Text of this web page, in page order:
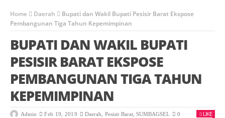
Home Daerah
Bupati dan Wakil Bupati Pesisir Barat Ekspose
Pembangunan Tiga Tahun Kepemimpinan
BUPATI DAN WAKIL BUPATI
PESISIR BARAT EKSPOSE
PEMBANGUNAN TIGA TAHUN
KEPEMIMPINAN
Admin Feb 19, 2019 Daerah Pesisir Barat,SUMBAGSEL 0 LIKE